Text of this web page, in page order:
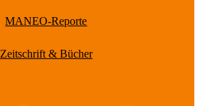
MANEO-Reporte
Zeitschrift & Bücher